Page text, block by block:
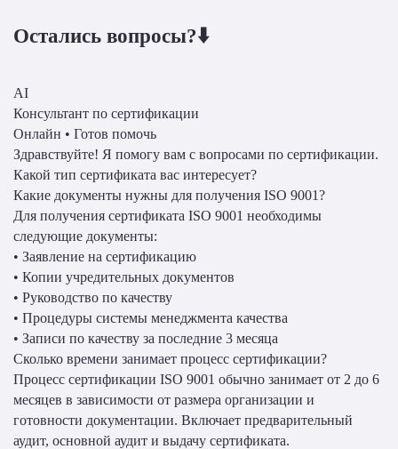
Остались вопросы?⬇️
AI
Консультант по сертификации
Онлайн • Готов помочь
Здравствуйте! Я помогу вам с вопросами по сертификации.
Какой тип сертификата вас интересует?
Какие документы нужны для получения ISO 9001?
Для получения сертификата ISO 9001 необходимы
следующие документы:
• Заявление на сертификацию
• Копии учредительных документов
• Руководство по качеству
• Процедуры системы менеджмента качества
• Записи по качеству за последние 3 месяца
Сколько времени занимает процесс сертификации?
Процесс сертификации ISO 9001 обычно занимает от 2 до 6
месяцев в зависимости от размера организации и
готовности документации. Включает предварительный
аудит, основной аудит и выдачу сертификата.